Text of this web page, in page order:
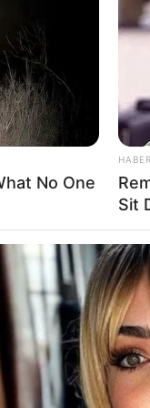
આવી છે.
ડીપ
મોન્સૂન ટ્રફ
સાથે વરસાદ
આપવામાં
No One
Sit